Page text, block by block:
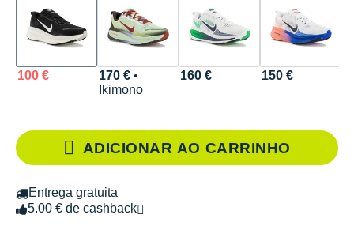
100 € 170 €•
Ikimono
160 € 150 €
ADICIONAR AO CARRINHO
Entrega gratuita
5.00 € de cashback